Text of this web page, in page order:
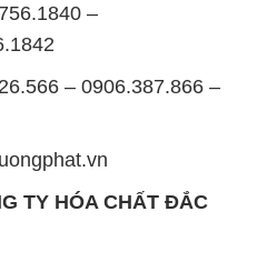
–
– 0906.387.866 –
TY HÓA CHẤT ĐẮC